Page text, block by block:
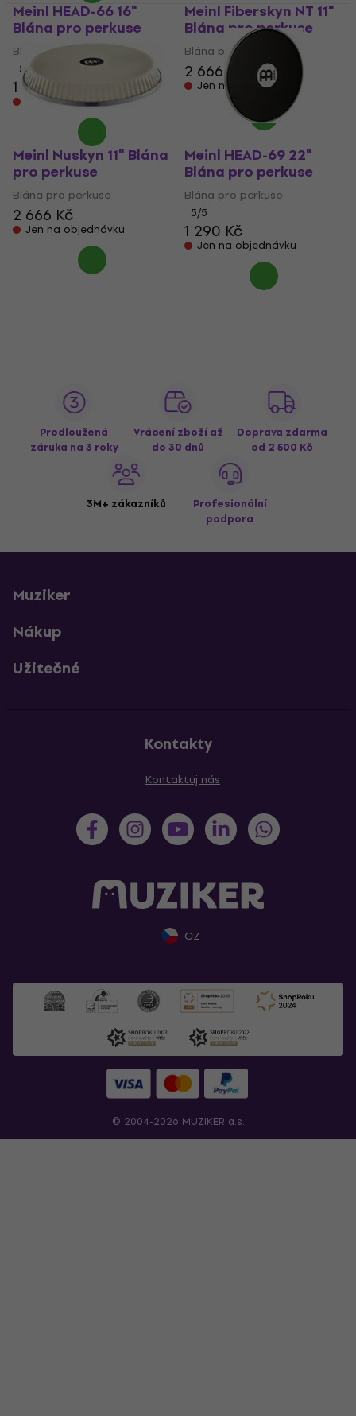
Meinl HEAD-66 16"
Blána pro perkuse
Blána pro perkuse
5/5
1 145 Kč
Jen na objednávku
Meinl Fiberskyn NT 11"
Blána pro perkuse
Blána pro perkuse
2 666 Kč
Jen na objednávku
Meinl Nuskyn 11" Blána
pro perkuse
Blána pro perkuse
2 666 Kč
Jen na objednávku
Meinl HEAD-69 22"
Blána pro perkuse
Blána pro perkuse
5/5
1 290 Kč
Jen na objednávku
Prodloužená
záruka na 3 roky
Vrácení zboží až
do 30 dnů
Doprava zdarma
od 2 500 Kč
3M+ zákazníků
Profesionální
podpora
Muziker
Nákup
Užitečné
Kontakty
Kontaktuj nás
CZ
© 2004-2026 MUZIKER a.s.